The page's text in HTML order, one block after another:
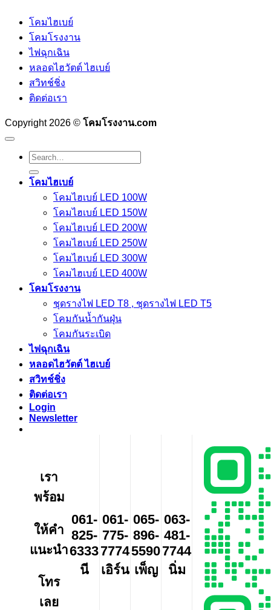
โคมไฮเบย์
โคมโรงงาน
ไฟฉุกเฉิน
หลอดไฮวัตต์ ไฮเบย์
สวิทช์ชิ่ง
ติดต่อเรา
Copyright 2026 © โคมโรงงาน.com
Search
for:
โคมไฮเบย์
โคมไฮเบย์ LED 100W
โคมไฮเบย์ LED 150W
โคมไฮเบย์ LED 200W
โคมไฮเบย์ LED 250W
โคมไฮเบย์ LED 300W
โคมไฮเบย์ LED 400W
โคมโรงงาน
ชุดรางไฟ LED T8 , ชุดรางไฟ LED T5
โคมกันน้ำกันฝุ่น
โคมกันระเบิด
ไฟฉุกเฉิน
หลอดไฮวัตต์ ไฮเบย์
สวิทช์ชิ่ง
ติดต่อเรา
Login
Newsletter
เรา
พร้อม
ให้คำ
แนะนำ
โทร
เลย
061-
825-
6333
นี
061-
775-
7774
เอิร์น
065-
896-
5590
เพ็ญ
063-
481-
7744
นิ่ม